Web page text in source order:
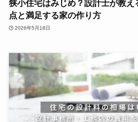
狭小住宅はみじめ？設計士が教え
点と満足する家の作り方
2026年5月18日